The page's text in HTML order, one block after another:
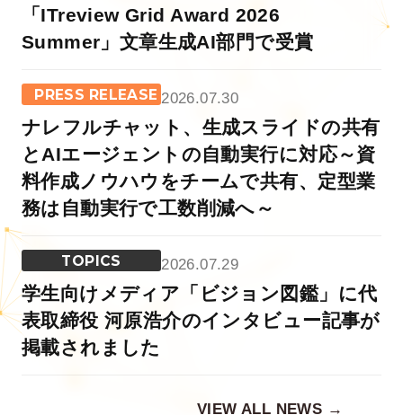
「ITreview Grid Award 2026
Summer」文章生成AI部門で受賞
PRESS RELEASE 2026.07.30
ナレフルチャット、生成スライドの共有
とAIエージェントの自動実行に対応～資
料作成ノウハウをチームで共有、定型業
務は自動実行で工数削減へ～
TOPICS 2026.07.29
学生向けメディア「ビジョン図鑑」に代
表取締役 河原浩介のインタビュー記事が
掲載されました
VIEW ALL NEWS →